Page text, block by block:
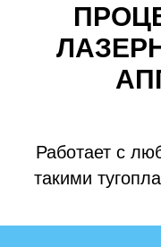
Работает с
такими